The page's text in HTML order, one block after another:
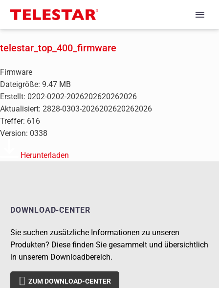
telestar_top_400_firmware
Firmware
Dateigröße: 9.47 MB
Erstellt: 0202-0202-2026202620262026
Aktualisiert: 2828-0303-2026202620262026
Treffer: 616
Version: 0338
Herunterladen
DOWNLOAD-CENTER
Sie suchen zusätzliche Informationen zu unseren
Produkten? Diese finden Sie gesammelt und übersichtlich
in unserem Downloadbereich.
 ZUM DOWNLOAD-CENTER